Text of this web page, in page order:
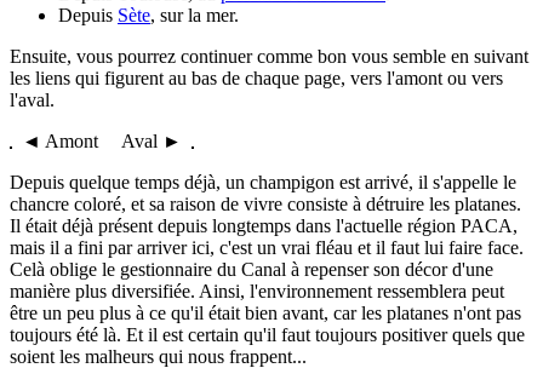
Depuis Sète, sur la mer.
Ensuite, vous pourrez continuer comme bon vous semble en suivant
les liens qui figurent au bas de chaque page, vers l'amont ou vers
l'aval.
◄ Amont Aval ►
Depuis quelque temps déjà, un champigon est arrivé, il s'appelle le
chancre coloré, et sa raison de vivre consiste à détruire les platanes.
Il était déjà présent depuis longtemps dans l'actuelle région PACA,
mais il a fini par arriver ici, c'est un vrai fléau et il faut lui faire face.
Celà oblige le gestionnaire du Canal à repenser son décor d'une
manière plus diversifiée. Ainsi, l'environnement ressemblera peut
être un peu plus à ce qu'il était bien avant, car les platanes n'ont pas
toujours été là. Et il est certain qu'il faut toujours positiver quels que
soient les malheurs qui nous frappent...